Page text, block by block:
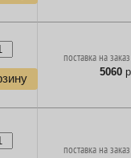
поставка на
5060
поставка на